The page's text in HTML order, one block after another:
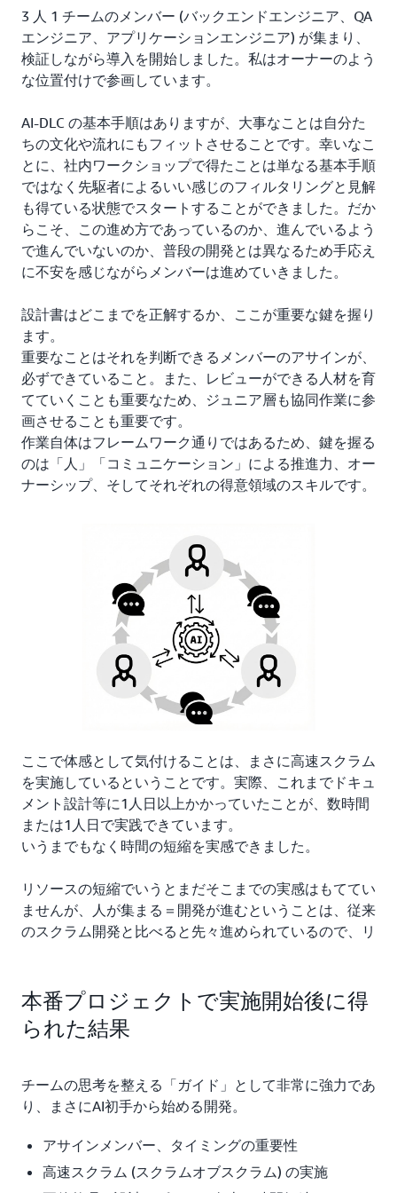
3 人 1 チームのメンバー (バックエンドエンジニア、QA
エンジニア、アプリケーションエンジニア) が集まり、
検証しながら導入を開始しました。私はオーナーのよう
な位置付けで参画しています。
AI-DLC の基本手順はありますが、大事なことは自分た
ちの文化や流れにもフィットさせることです。幸いなこ
とに、社内ワークショップで得たことは単なる基本手順
ではなく先駆者によるいい感じのフィルタリングと見解
も得ている状態でスタートすることができました。だか
らこそ、この進め方であっているのか、進んでいるよう
で進んでいないのか、普段の開発とは異なるため手応え
に不安を感じながらメンバーは進めていきました。
設計書はどこまでを正解するか、ここが重要な鍵を握り
ます。
重要なことはそれを判断できるメンバーのアサインが、
必ずできていること。また、レビューができる人材を育
てていくことも重要なため、ジュニア層も協同作業に参
画させることも重要です。
作業自体はフレームワーク通りではあるため、鍵を握る
のは「人」「コミュニケーション」による推進力、オー
ナーシップ、そしてそれぞれの得意領域のスキルです。
ここで体感として気付けることは、まさに高速スクラム
を実施しているということです。実際、これまでドキュ
メント設計等に1人日以上かかっていたことが、数時間
または1人日で実践できています。
いうまでもなく時間の短縮を実感できました。
リソースの短縮でいうとまだそこまでの実感はもててい
ませんが、人が集まる＝開発が進むということは、従来
のスクラム開発と比べると先々進められているので、リ
これまで非同期かつ人を介したレビューに繋げるまでに
時間がかかっていたことが、AI-DLC を取り入れること
によって、その場で目線が合い、その場で合意形成が取
最大化であると同時に、「人」の役割の明確化とその場
に居合わせるメンバーが非常に重要だと再認識しまし
また引き続き、この結果を持ってフォローアップワーク
本番プロジェクトで実施開始後に得
られた結果
チームの思考を整える「ガイド」として非常に強力であ
り、まさにAI初手から始める開発。
アサインメンバー、タイミングの重要性
高速スクラム (スクラムオブスクラム) の実施